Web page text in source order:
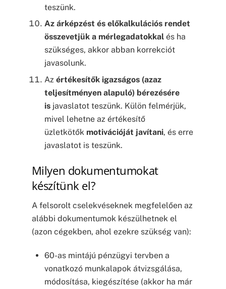
teszünk.
Az árképzést és előkalkulációs rendet
összevetjük a mérlegadatokkal és ha
szükséges, akkor abban korrekciót
javasolunk.
Azértékesítők igazságos (azaz
teljesítményen alapuló) bérezésére
is javaslatot teszünk. Külön felmérjük,
mivel lehetne az értékesítő
üzletkötők motivációját javítani, és erre
javaslatot is teszünk.
Milyen dokumentumokat
készítünk el?
A felsorolt cselekvéseknek megfelelően az
alábbi dokumentumok készülhetnek el
(azon cégekben, ahol ezekre szükség van):
60-as mintájú pénzügyi tervben a
vonatkozó munkalapok átvizsgálása,
módosítása, kiegészítése (akkor ha már